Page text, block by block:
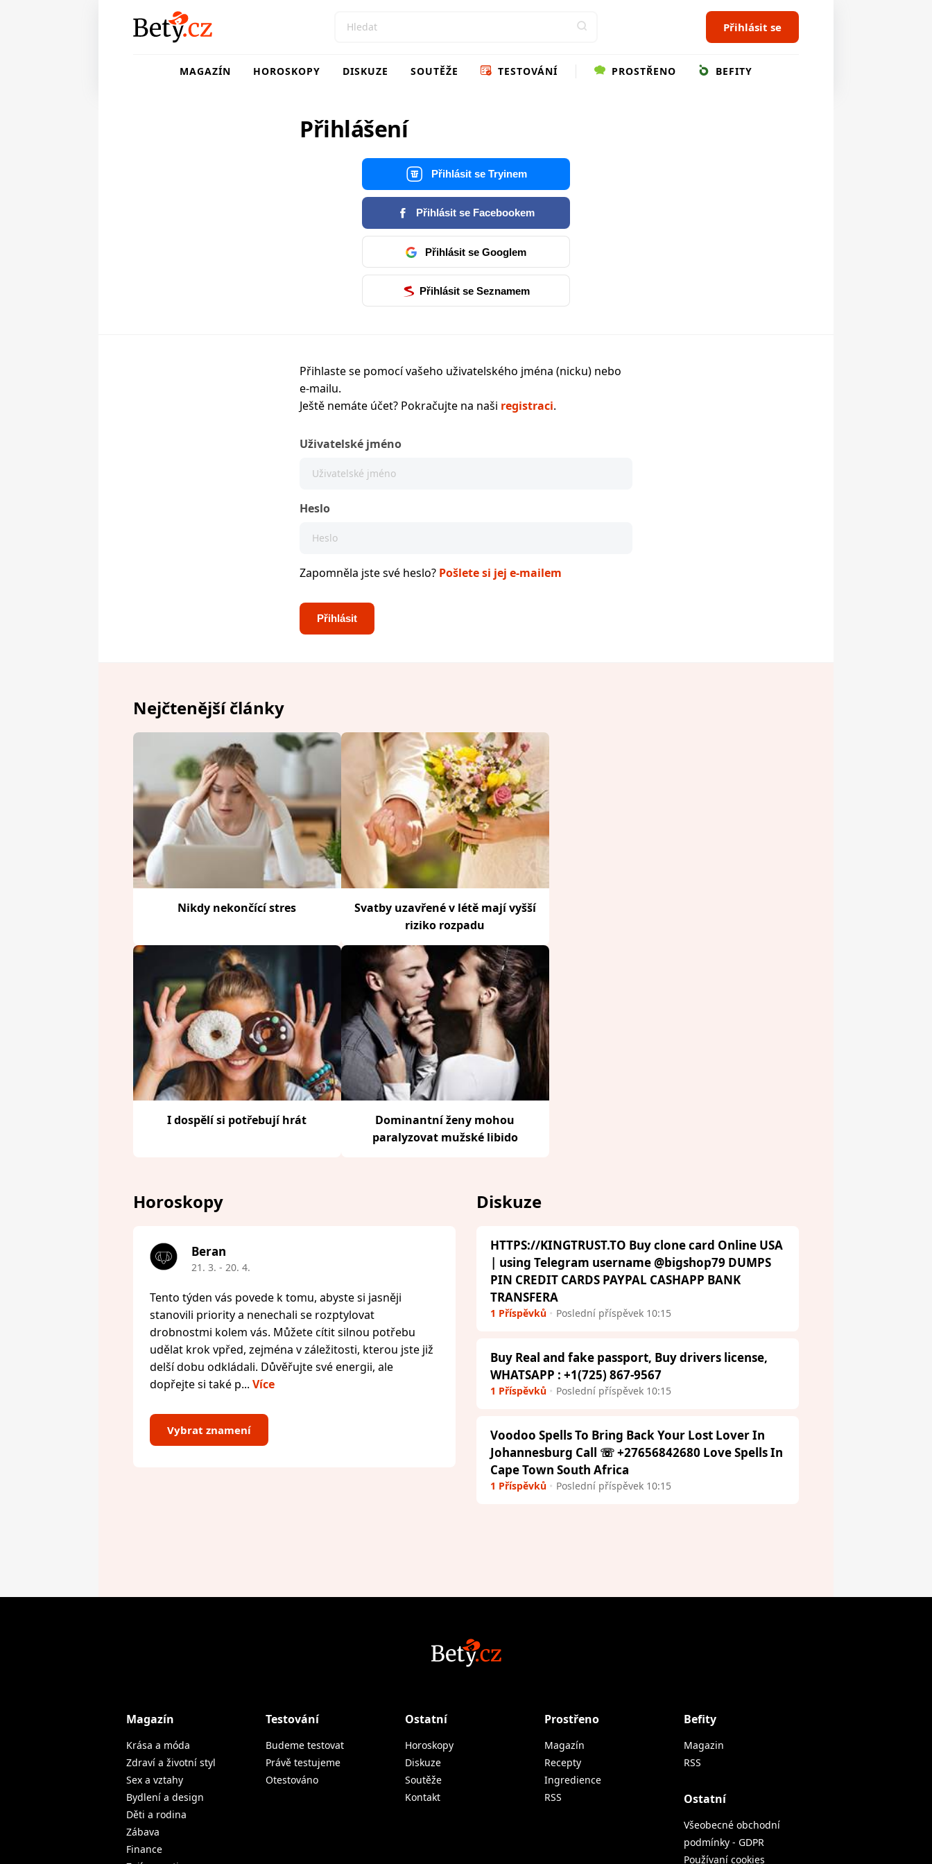
Přihlásit se
MAGAZÍN HOROSKOPY DISKUZE SOUTĚŽE TESTOVÁNÍ PROSTŘENO BEFITY
Přihlášení
Přihlásit se Tryinem
Přihlásit se Facebookem
Přihlásit se Googlem
Přihlásit se Seznamem
Přihlaste se pomocí vašeho uživatelského jména (nicku) nebo
e-mailu.
Ještě nemáte účet? Pokračujte na naši registraci.
Uživatelské jméno
Heslo
Zapomněla jste své heslo? Pošlete si jej e-mailem
Nejčtenější články
Nikdy nekončící stres
Svatby uzavřené v létě mají vyšší
riziko rozpadu
I dospělí si potřebují hrát
Dominantní ženy mohou
paralyzovat mužské libido
Horoskopy
Beran
21. 3. - 20. 4.
Tento týden vás povede k tomu, abyste si jasněji
stanovili priority a nenechali se rozptylovat
drobnostmi kolem vás. Můžete cítit silnou potřebu
udělat krok vpřed, zejména v záležitosti, kterou jste již
delší dobu odkládali. Důvěřujte své energii, ale
dopřejte si také p... Více
Vybrat znamení
Diskuze
HTTPS://KINGTRUST.TO Buy clone card Online USA
| using Telegram username @bigshop79 DUMPS
PIN CREDIT CARDS PAYPAL CASHAPP BANK
TRANSFERA
1 Příspěvků Poslední příspěvek 10:15
Buy Real and fake passport, Buy drivers license,
WHATSAPP : +1(725) 867-9567
1 Příspěvků Poslední příspěvek 10:15
Voodoo Spells To Bring Back Your Lost Lover In
Johannesburg Call ☏ +27656842680 Love Spells In
Cape Town South Africa
1 Příspěvků Poslední příspěvek 10:15
Magazín
Krása a móda
Zdraví a životní styl
Sex a vztahy
Bydlení a design
Děti a rodina
Zábava
Finance
Testování
Budeme testovat
Právě testujeme
Otestováno
Ostatní
Horoskopy
Diskuze
Soutěže
Kontakt
Prostřeno
Magazín
Recepty
Ingredience
RSS
Befity
Magazin
RSS
Ostatní
Všeobecné obchodní
podmínky - GDPR
Používaní cookies